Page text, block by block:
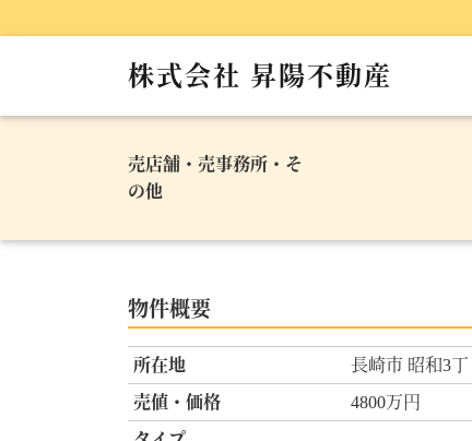
株式会社 昇陽不動産
売店舗・売事務所・そ
の他
物件概要
所在地 長崎市 昭和3丁
売値・価格
4800万円